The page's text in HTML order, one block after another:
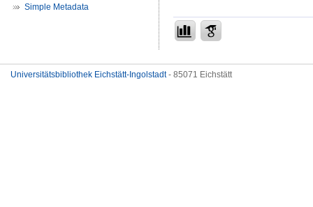
Simple Metadata
Universitätsbibliothek Eichstätt-Ingolstadt- 85071 Eichstätt